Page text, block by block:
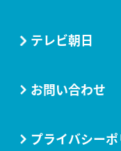
テレビ朝日
お問い合わせ
プライバシー